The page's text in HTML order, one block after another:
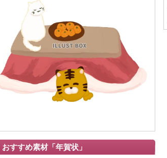
おすすめ素材「年賀状」